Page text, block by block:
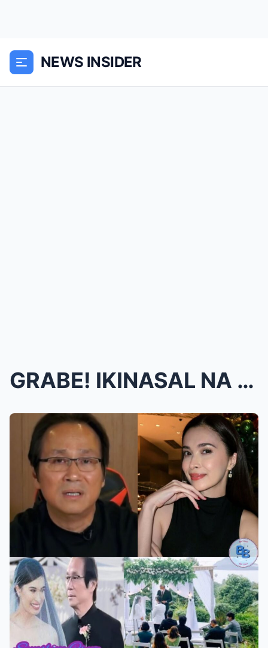
NEWS INSIDER
GRABE! IKINASAL NA SILA?! SUNSHINE CRUZ at ATONG A...